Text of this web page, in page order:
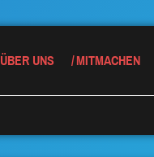
ÜBER UNS MITMACHEN